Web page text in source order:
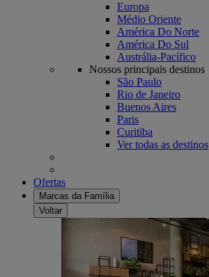
Europa
Médio Oriente
América Do Norte
América Do Sul
Austrália-Pacífico
Nossos principais destinos
São Paulo
Rio de Janeiro
Buenos Aires
Paris
Curitiba
Ver todas as destinos
Ofertas
Marcas da Família
Voltar